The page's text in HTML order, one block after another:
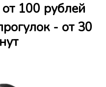
100 рублей
- от 30